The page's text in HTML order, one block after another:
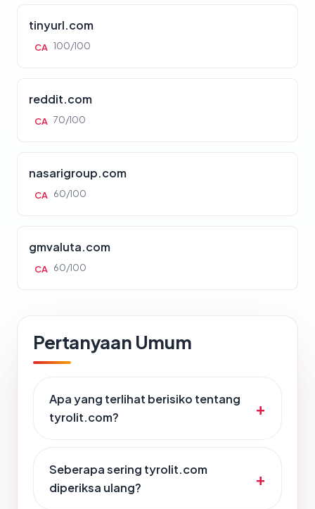
tinyurl.com
CA 100/100
reddit.com
CA 70/100
nasarigroup.com
CA 60/100
gmvaluta.com
CA 60/100
Pertanyaan Umum
Apa yang terlihat berisiko tentang
tyrolit.com?
Seberapa sering tyrolit.com
diperiksa ulang?